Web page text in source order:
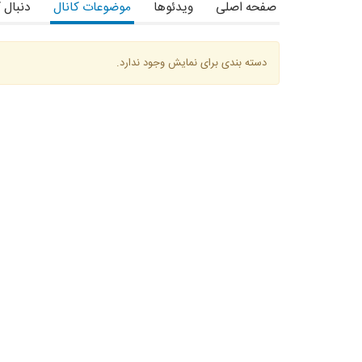
صفحه اصلی ویدئوها موضوعات کانال
دسته بندی برای نمایش وجود ندارد.